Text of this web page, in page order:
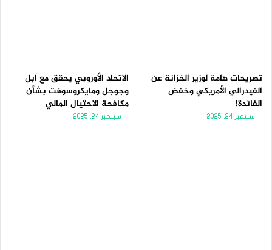
تصريحات هامة لوزير الخزانة عن
الفيدرالي الأمريكي وخفض
الفائدة!
سبتمبر 24, 2025
الاتحاد الأوروبي يحقق مع آبل
وجوجل ومايكروسوفت بشأن
مكافحة الاحتيال المالي
سبتمبر 24, 2025